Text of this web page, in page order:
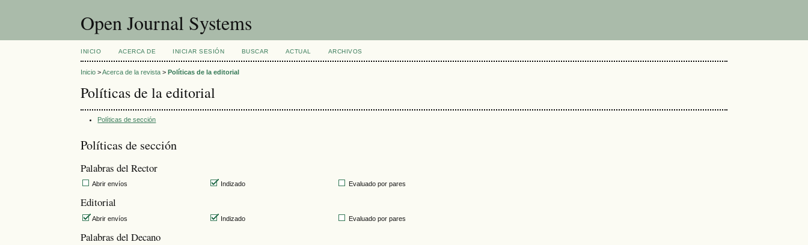
Open Journal Systems
INICIO ACERCA DE INICIAR SESIÓN BUSCAR ACTUAL ARCHIVOS
Inicio >Acerca de la revista >Políticas de la editorial
Políticas de la editorial
Políticas de sección
Políticas de sección
Palabras del Rector
Abrir envíos Indizado Evaluado por pares
Editorial
Abrir envíos Indizado Evaluado por pares
Palabras del Decano